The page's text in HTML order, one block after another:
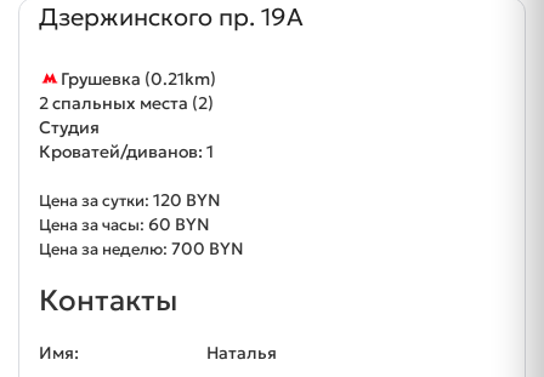
Дзержинского пр. 19А
Грушевка (0.21km)
2 спальных места (2)
Студия
Кроватей/диванов: 1
Цена за сутки: 120 BYN
Цена за часы: 60 BYN
Цена за неделю: 700 BYN
Контакты
Имя:
Наталья